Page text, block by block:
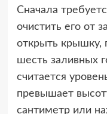
Сначала
очистить его от
открыть крышку,
шесть заливных
считается
превышает
сантиметр или